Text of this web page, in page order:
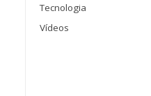
Tecnologia
Vídeos